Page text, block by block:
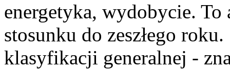
energetyka, wydobycie.
stosunku do zeszłego
klasyfikacji generalnej -